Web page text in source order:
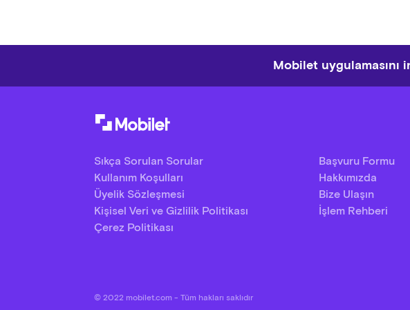
El yapımı
Mobilet uygulamasını
Sıkça Sorulan Sorular
Kullanım Koşulları
Üyelik Sözleşmesi
Kişisel Veri ve Gizlilik Politikası
Çerez Politikası
Başvuru Formu
Hakkımızda
Bize Ulaşın
İşlem Rehberi
© 2022 mobilet.com - Tüm hakları saklıdır